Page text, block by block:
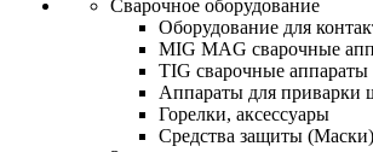
Сварочное оборудование
Оборудование для
MIG MAG сварочные
TIG сварочные аппараты
Аппараты для приварки
Горелки, аксессуары
Средства защиты (Маски)